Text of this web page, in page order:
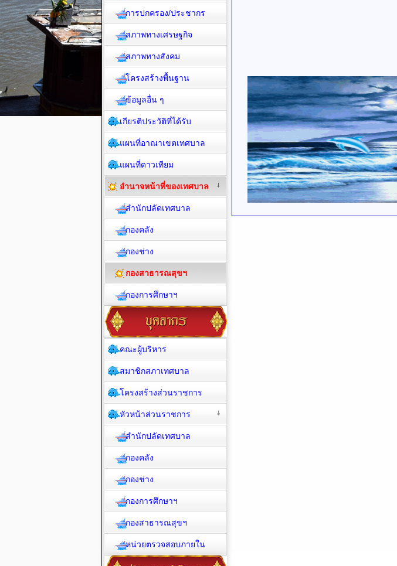
การปกครอง/ประชากร
สภาพทางเศรษฐกิจ
สภาพทางสังคม
โครงสร้างพื้นฐาน
ข้อมูลอื่น ๆ
เกียรติประวัติที่ได้รับ
แผนที่อาณาเขตเทศบาล
แผนที่ดาวเทียม
อำนาจหน้าที่ของเทศบาล
สำนักปลัดเทศบาล
กองคลัง
กองช่าง
กองสาธารณสุขฯ
กองการศึกษาฯ
คณะผู้บริหาร
สมาชิกสภาเทศบาล
โครงสร้างส่วนราชการ
หัวหน้าส่วนราชการ
สำนักปลัดเทศบาล
กองคลัง
กองช่าง
กองการศึกษาฯ
กองสาธารณสุขฯ
หน่วยตรวจสอบภายใน